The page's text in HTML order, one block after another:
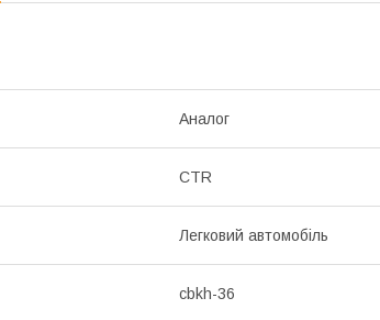
Аналог
CTR
Легковий автомобіль
cbkh-36